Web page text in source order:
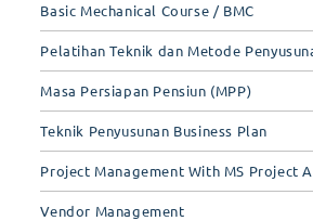
Basic Mechanical Course / BMC
Pelatihan Teknik dan Metode
Masa Persiapan Pensiun (MPP)
Teknik Penyusunan Business Plan
Project Management With MS Project
Vendor Management